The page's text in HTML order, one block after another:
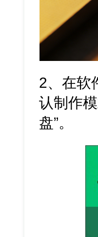
2、在软
认制作
盘”。